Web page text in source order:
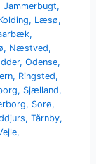
Jammerbugt,
, Læsø,
,
, Næstved,
,Odense,
, Ringsted,
, Sjælland,
, Sorø,
,Tårnby,
,